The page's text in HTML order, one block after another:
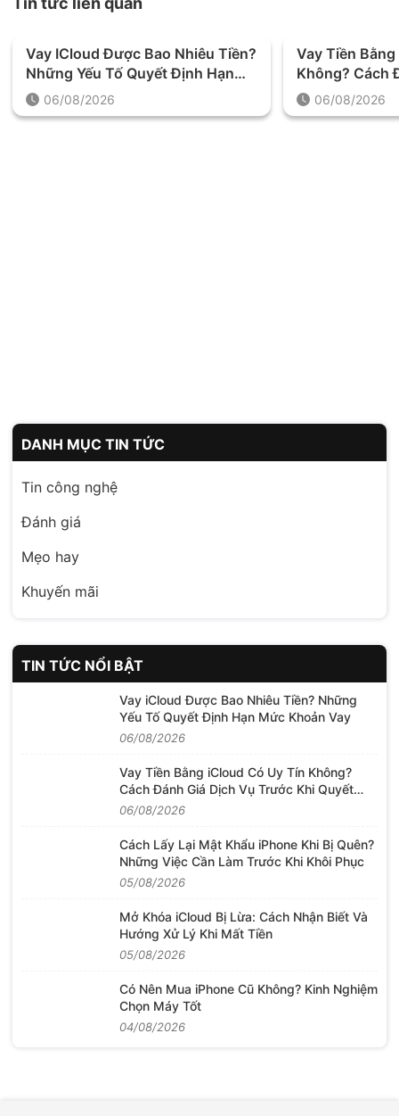
Vay ICloud Được Bao Nhiêu Tiền?
Những Yếu Tố Quyết Định Hạn
Mức Khoản Vay
06/08/2026
Vay Tiền
Không? Cách
Trước Khi
06/08/2026
DANH MỤC TIN TỨC
Tin công nghệ
Đánh giá
Mẹo hay
Khuyến mãi
TIN TỨC NỔI BẬT
Vay iCloud Được Bao Nhiêu Tiền? Những
Yếu Tố Quyết Định Hạn Mức Khoản Vay
06/08/2026
Vay Tiền Bằng iCloud Có Uy Tín Không?
Cách Đánh Giá Dịch Vụ Trước Khi Quyết
Định
06/08/2026
Cách Lấy Lại Mật Khẩu iPhone Khi Bị Quên?
Những Việc Cần Làm Trước Khi Khôi Phục
05/08/2026
Mở Khóa iCloud Bị Lừa: Cách Nhận Biết Và
Hướng Xử Lý Khi Mất Tiền
05/08/2026
Có Nên Mua iPhone Cũ Không? Kinh Nghiệm
Chọn Máy Tốt
04/08/2026